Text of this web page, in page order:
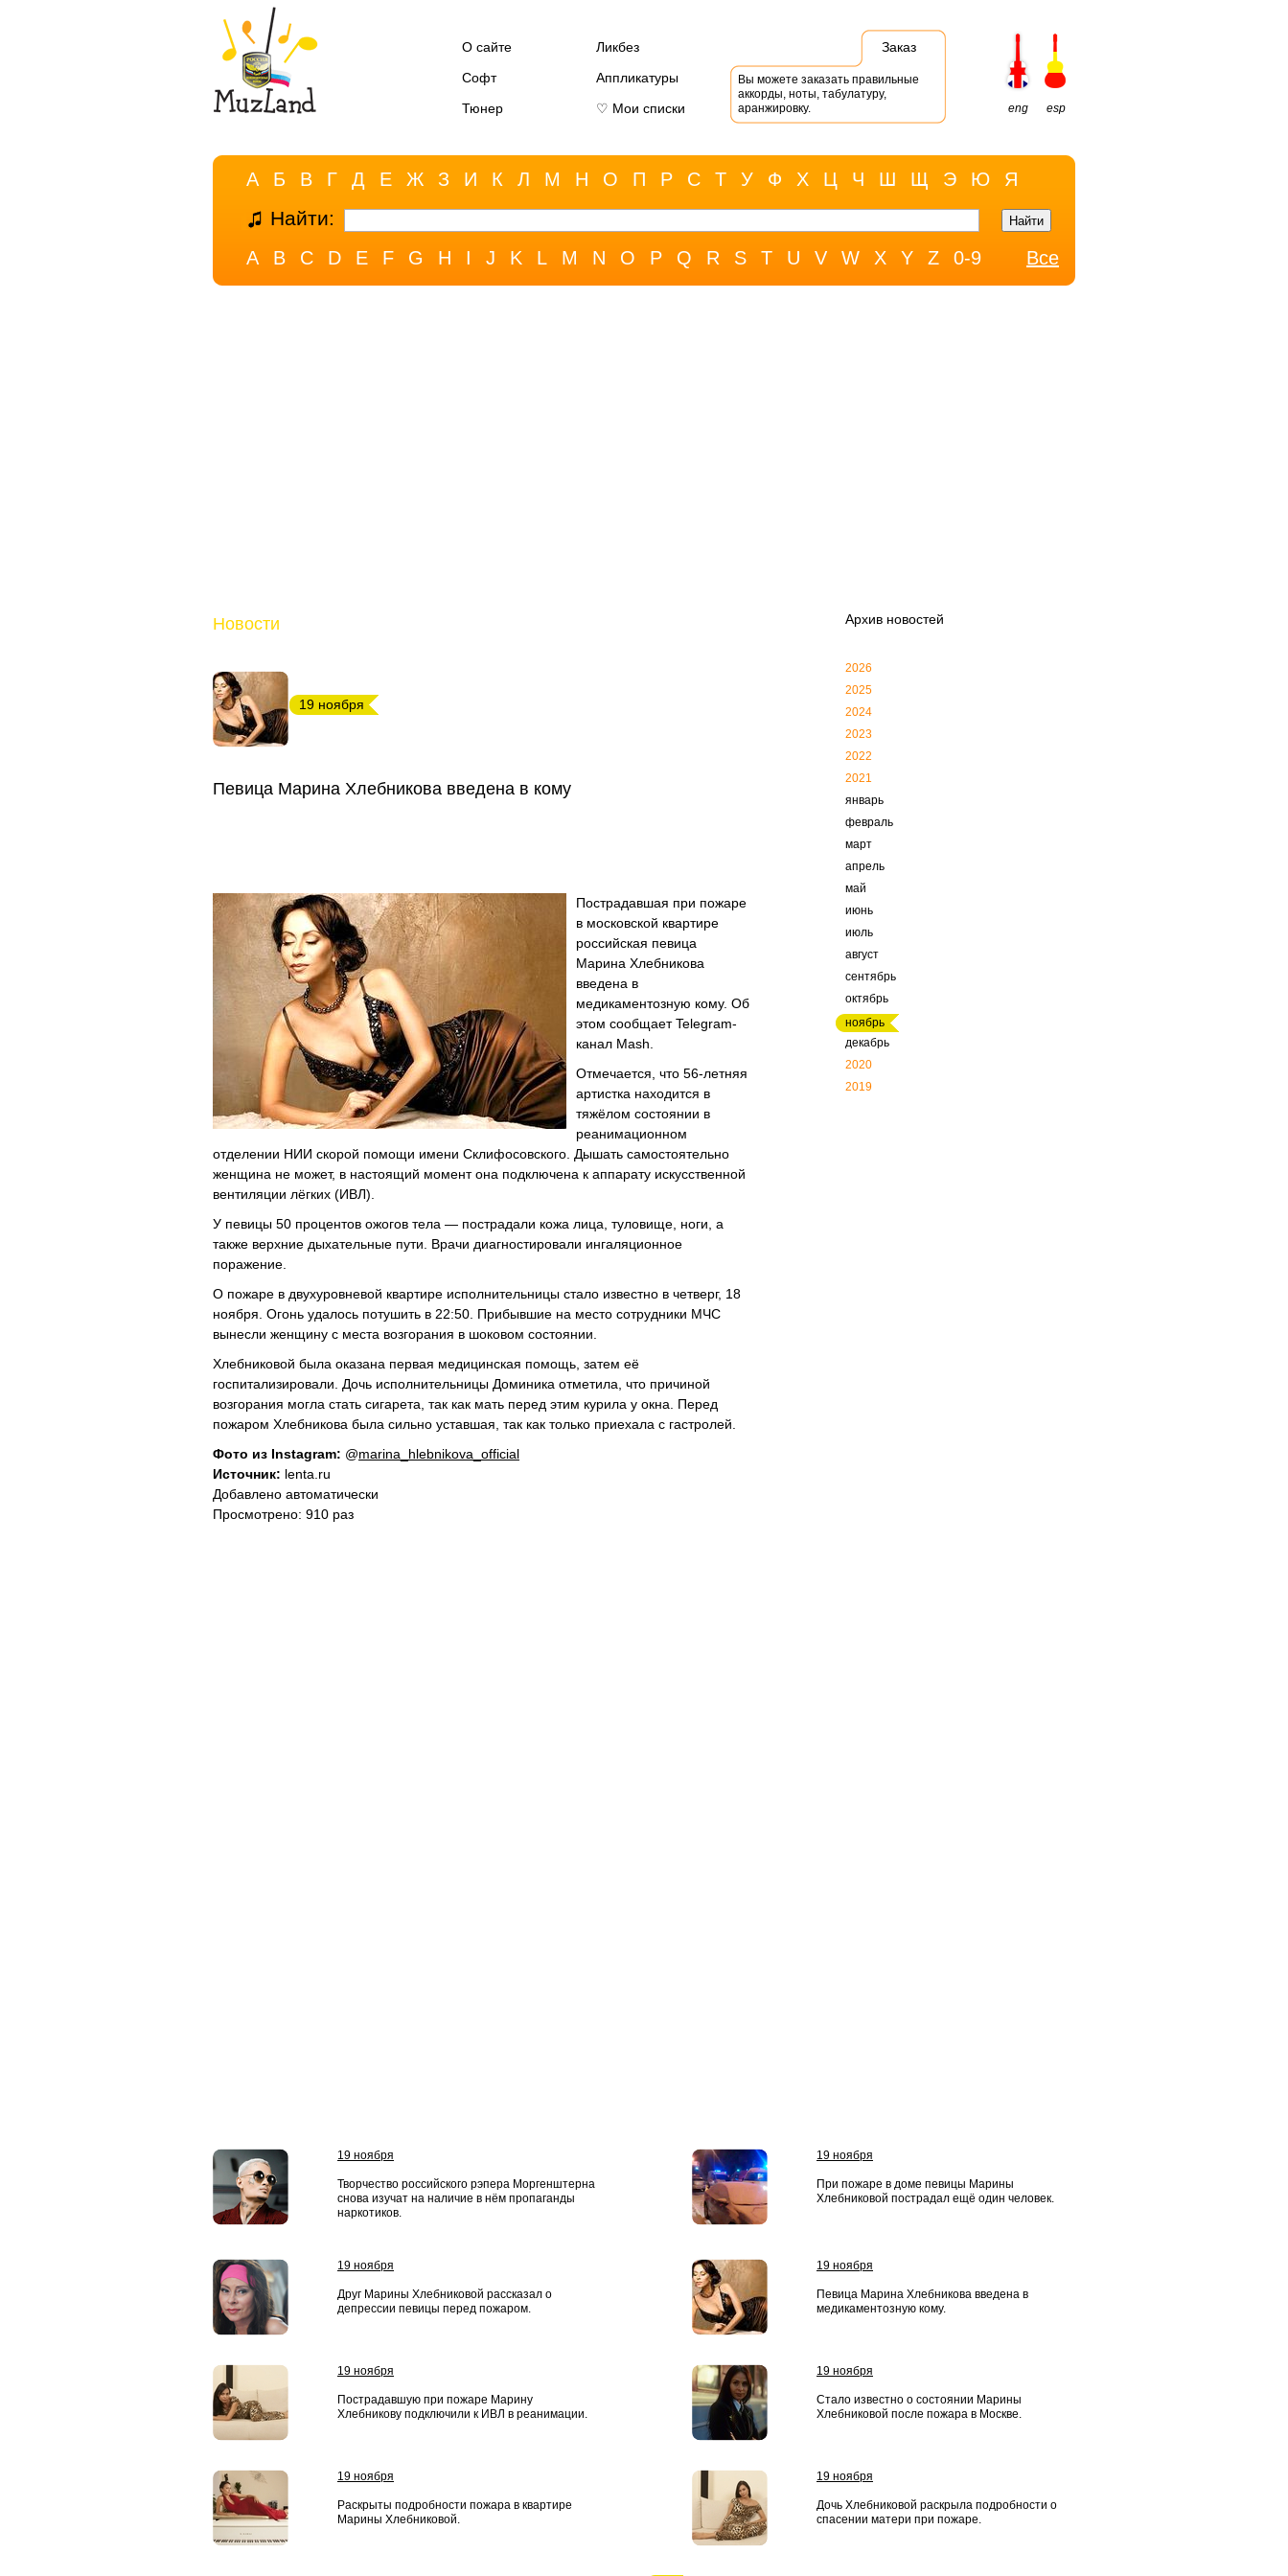
О сайте
Ликбез
Софт
Аппликатуры
Тюнер
♡ Мои списки
Заказ
Вы можете заказать правильные
аккорды, ноты, табулатуру,
аранжировку.
eng esp
А Б В Г Д Е Ж З И К Л М Н О П Р С Т У Ф Х Ц Ч Ш Щ Э Ю Я
Найти:
A B C D E F G H I J K L M N O P Q R S T U V W X Y Z 0-9 Все
Новости
19 ноября
Певица Марина Хлебникова введена в кому
Пострадавшая при пожаре
в московской квартире
российская певица
Марина Хлебникова
введена в
медикаментозную кому. Об
этом сообщает Telegram-
канал Mash.
Отмечается, что 56-летняя
артистка находится в
тяжёлом состоянии в
реанимационном
отделении НИИ скорой помощи имени Склифосовского. Дышать самостоятельно
женщина не может, в настоящий момент она подключена к аппарату искусственной
вентиляции лёгких (ИВЛ).
У певицы 50 процентов ожогов тела — пострадали кожа лица, туловище, ноги, а
также верхние дыхательные пути. Врачи диагностировали ингаляционное
поражение.
О пожаре в двухуровневой квартире исполнительницы стало известно в четверг, 18
ноября. Огонь удалось потушить в 22:50. Прибывшие на место сотрудники МЧС
вынесли женщину с места возгорания в шоковом состоянии.
Хлебниковой была оказана первая медицинская помощь, затем её
госпитализировали. Дочь исполнительницы Доминика отметила, что причиной
возгорания могла стать сигарета, так как мать перед этим курила у окна. Перед
пожаром Хлебникова была сильно уставшая, так как только приехала с гастролей.
Фото из Instagram: @marina_hlebnikova_official
Источник: lenta.ru
Добавлено автоматически
Просмотрено: 910 раз
Архив новостей
2026
2025
2024
2023
2022
2021
январь
февраль
март
апрель
май
июнь
июль
август
сентябрь
октябрь
ноябрь
декабрь
2020
2019
19 ноября
Творчество российского рэпера Моргенштерна
снова изучат на наличие в нём пропаганды
наркотиков.
19 ноября
При пожаре в доме певицы Марины
Хлебниковой пострадал ещё один человек.
19 ноября
Друг Марины Хлебниковой рассказал о
депрессии певицы перед пожаром.
19 ноября
Певица Марина Хлебникова введена в
медикаментозную кому.
19 ноября
Пострадавшую при пожаре Марину
Хлебникову подключили к ИВЛ в реанимации.
19 ноября
Стало известно о состоянии Марины
Хлебниковой после пожара в Москве.
19 ноября
Раскрыты подробности пожара в квартире
Марины Хлебниковой.
19 ноября
Дочь Хлебниковой раскрыла подробности о
спасении матери при пожаре.